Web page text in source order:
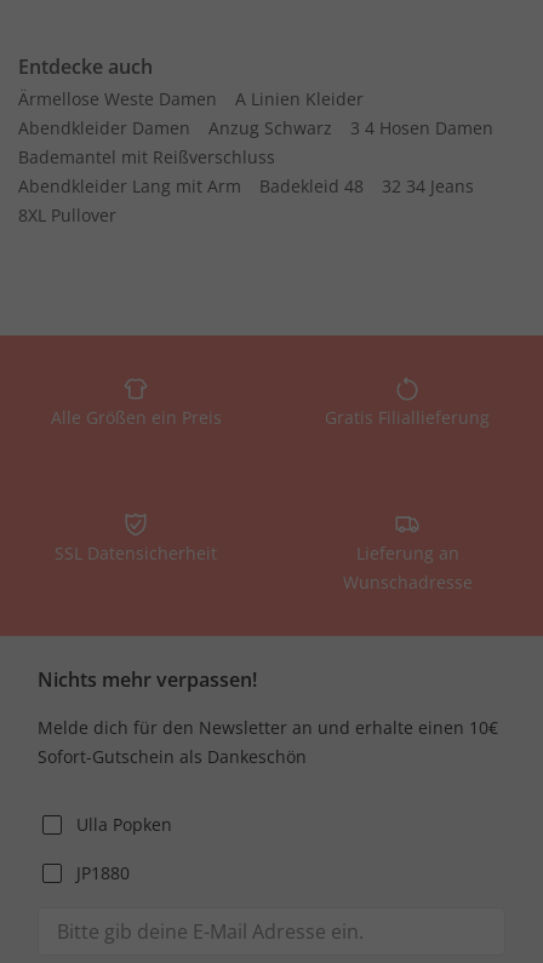
Entdecke auch
Ärmellose Weste Damen
A Linien Kleider
Abendkleider Damen
Anzug Schwarz
3 4 Hosen Damen
Bademantel mit Reißverschluss
Abendkleider Lang mit Arm
Badekleid 48
32 34 Jeans
8XL Pullover
Alle Größen ein Preis Gratis Filiallieferung
SSL Datensicherheit
Lieferung an
Wunschadresse
Nichts mehr verpassen!
Melde dich für den Newsletter an und erhalte einen 10€
Sofort-Gutschein als Dankeschön
Ulla Popken
JP1880